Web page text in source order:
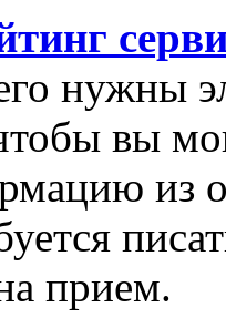
нужны
вы
из
прием.